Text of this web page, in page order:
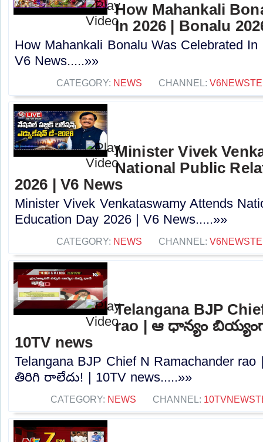
How Mahankali
In 2026 | Bonalu
How Mahankali Bonalu Was Celebrated
V6 News.....»»
CATEGORY: NEWS CHANNEL:
Minister Vivek
National Public
2026 | V6 News
Minister Vivek Venkataswamy Attends
Education Day 2026 | V6 News.....»»
CATEGORY: NEWS CHANNEL:
Telangana BJP
rao | ఆ ధాన్యం
10TV news
Telangana BJP Chief N Ramachander
తిరిగి రాలేదు! | 10TV news.....»»
CATEGORY: NEWS CHANNEL: